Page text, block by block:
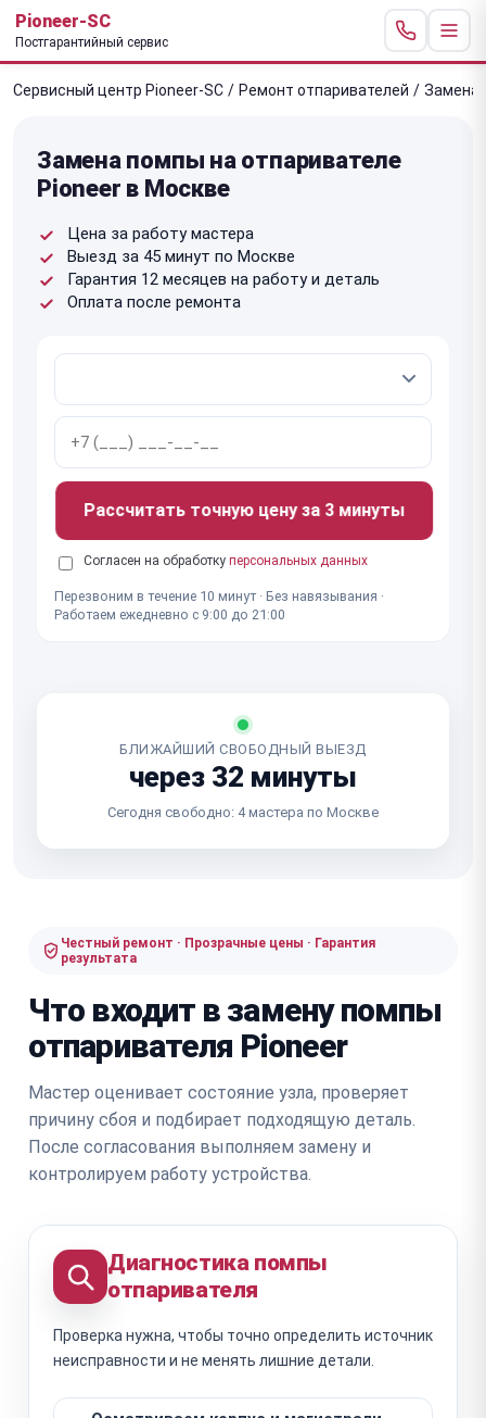
Pioneer-SC
Постгарантийный сервис
Сервисный центр Pioneer-SC / Ремонт отпаривателей / Замена
Замена помпы на отпаривателе
Pioneer в Москве
Цена за работу мастера
Выезд за 45 минут по Москве
Гарантия 12 месяцев на работу и деталь
Оплата после ремонта
Рассчитать точную цену за 3 минуты
Согласен на обработку персональных данных
Перезвоним в течение 10 минут · Без навязывания ·
Работаем ежедневно с 9:00 до 21:00
БЛИЖАЙШИЙ СВОБОДНЫЙ ВЫЕЗД
через 32 минуты
Сегодня свободно: 4 мастера по Москве
Честный ремонт · Прозрачные цены · Гарантия
результата
Что входит в замену помпы
отпаривателя Pioneer
Мастер оценивает состояние узла, проверяет
причину сбоя и подбирает подходящую деталь.
После согласования выполняем замену и
контролируем работу устройства.
Диагностика помпы
отпаривателя
Проверка нужна, чтобы точно определить источник
неисправности и не менять лишние детали.